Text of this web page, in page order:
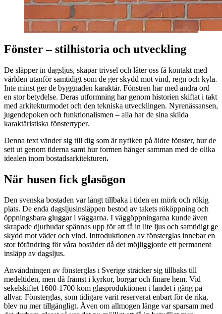
Fönster – stilhistoria och utveckling
De släpper in dagsljus, skapar trivsel och låter oss få kontakt med
världen utanför samtidigt som de ger skydd mot vind, regn och kyla.
Inte minst ger de byggnaden karaktär. Fönstren har med andra ord
en stor betydelse. Deras utformning har genom historien skiftat i takt
med arkitekturmodet och den tekniska utvecklingen. Nyrenässansen,
jugendepoken och funktionalismen – alla har de sina skilda
karaktäristiska fönstertyper.
Denna text vänder sig till dig som är nyfiken på äldre fönster, hur de
sett ut genom tiderna samt hur formen hänger samman med de olika
idealen inom bostadsarkitekturen.
När husen fick glasögon
Den svenska bostaden var långt tillbaka i tiden en mörk och rökig
plats. De enda dagsljusinsläppen bestod av takets rököppning och
öppningsbara gluggar i väggarna. I väggöppningarna kunde även
skrapade djurhudar spännas upp för att få in lite ljus och samtidigt ge
skydd mot väder och vind. Introduktionen av fönsterglas innebar en
stor förändring för våra bostäder då det möjliggjorde ett permanent
insläpp av dagsljus.
Användningen av fönsterglas i Sverige sträcker sig tillbaks till
medeltiden, men då främst i kyrkor, borgar och finare hem. Vid
sekelskiftet 1600-1700 kom glasproduktionen i landet i gång på
allvar. Fönsterglas, som tidigare varit reserverat enbart för de rika,
blev nu mer tillgängligt. Även om allmogen länge var sparsam med